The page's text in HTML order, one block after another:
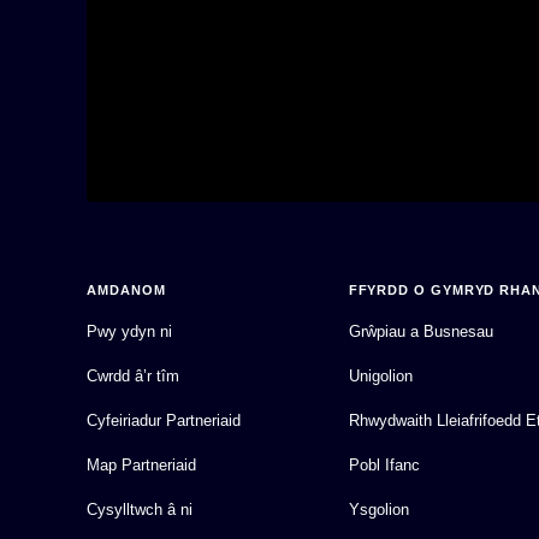
AMDANOM
Pwy ydyn ni
Cwrdd â’r tîm
Cyfeiriadur Partneriaid
Map Partneriaid
Cysylltwch â ni
FFYRDD O GYMRYD RHAN
Grŵpiau a Busnesau
Unigolion
Rhwydwaith Lleiafrifoedd
Pobl Ifanc
Ysgolion